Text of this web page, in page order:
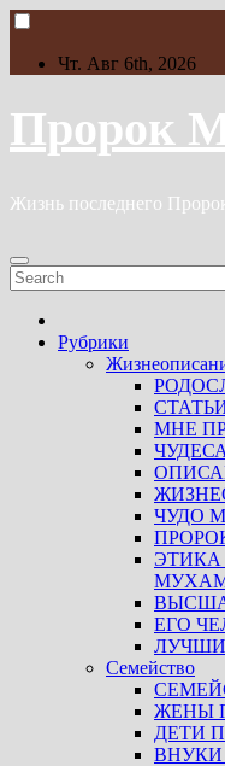
Skip
contentЧт. Авг 6th, 2026
Пророк
Рубрики
МНЕ
ЧУДО
ЕГО
Семейство
ЖЕНЫ
ДЕТИ
ВНУКИ